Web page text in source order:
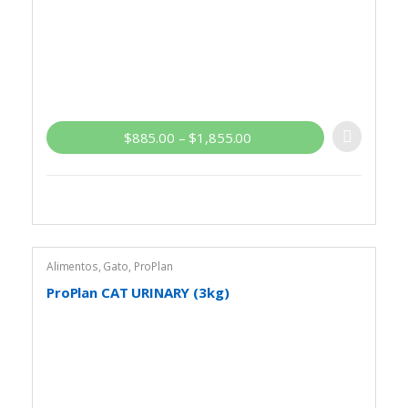
$885.00 – $1,855.00
Alimentos, Gato, ProPlan
ProPlan CAT URINARY (3kg)